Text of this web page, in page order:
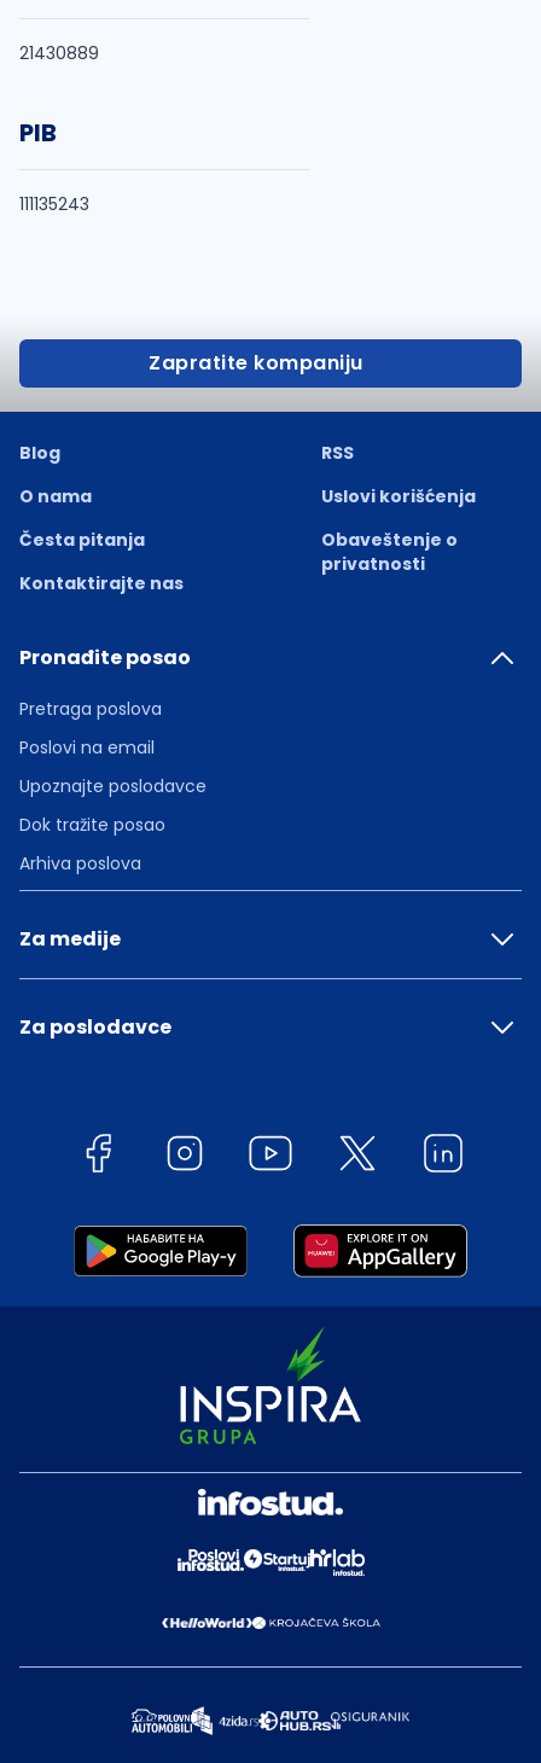
21430889
PIB
111135243
Zapratite kompaniju
Blog
O nama
Česta pitanja
Kontaktirajte nas
RSS
Uslovi korišćenja
Obaveštenje o
privatnosti
Pronađite posao
Pretraga poslova
Poslovi na email
Upoznajte poslodavce
Dok tražite posao
Arhiva poslova
Za medije
Za poslodavce